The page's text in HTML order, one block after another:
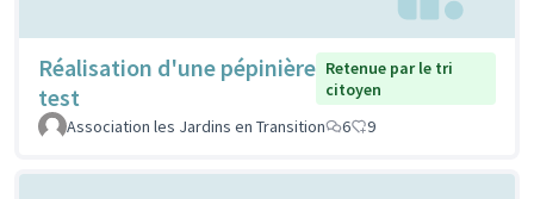
Réalisation d'une pépinière
test
Retenue par le tri
citoyen
Association les Jardins en Transition
6 9